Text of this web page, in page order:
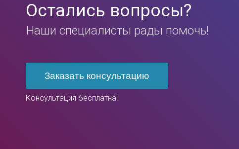
Остались вопросы?
Наши специалисты рады помочь!
Заказать консультацию
Консультация бесплатна!